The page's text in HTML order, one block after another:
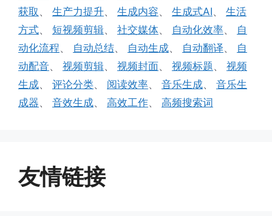
获取 、 生产力提升、 生成内容、 生成式AI、 生活
方式、 短视频剪辑、 社交媒体、 自动化效率、 自
动化流程、 自动总结、 自动生成、 自动翻译、 自
动配音、 视频剪辑、 视频封面、 视频标题、 视频
生成、 评论分类、 阅读效率、 音乐生成、 音乐生
成器、 音效生成、 高效工作、 高频搜索词
友情链接